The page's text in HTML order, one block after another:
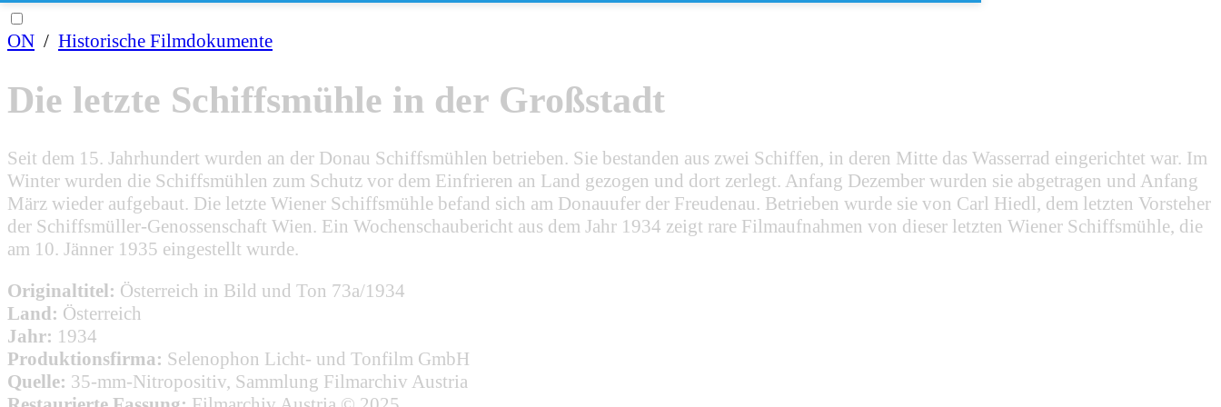
ON / Historische Filmdokumente
Die letzte Schiffsmühle in der Großstadt
Seit dem 15. Jahrhundert wurden an der Donau Schiffsmühlen betrieben. Sie bestanden aus zwei Schiffen, in deren Mitte das Wasserrad eingerichtet war. Im
Winter wurden die Schiffsmühlen zum Schutz vor dem Einfrieren an Land gezogen und dort zerlegt. Anfang Dezember wurden sie abgetragen und Anfang
März wieder aufgebaut. Die letzte Wiener Schiffsmühle befand sich am Donauufer der Freudenau. Betrieben wurde sie von Carl Hiedl, dem letzten Vorsteher
der Schiffsmüller-Genossenschaft Wien. Ein Wochenschaubericht aus dem Jahr 1934 zeigt rare Filmaufnahmen von dieser letzten Wiener Schiffsmühle, die
am 10. Jänner 1935 eingestellt wurde.
Originaltitel: Österreich in Bild und Ton 73a/1934
Land: Österreich
Jahr: 1934
Produktionsfirma: Selenophon Licht- und Tonfilm GmbH
Quelle: 35-mm-Nitropositiv, Sammlung Filmarchiv Austria